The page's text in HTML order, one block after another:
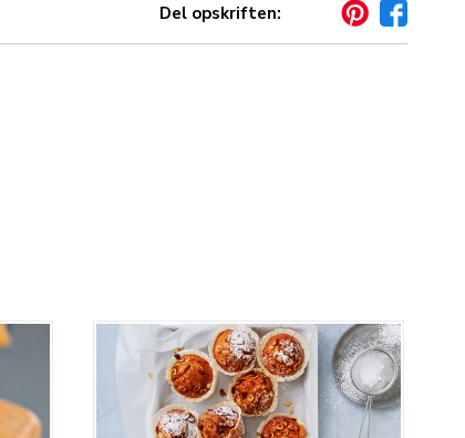
Del opskriften: